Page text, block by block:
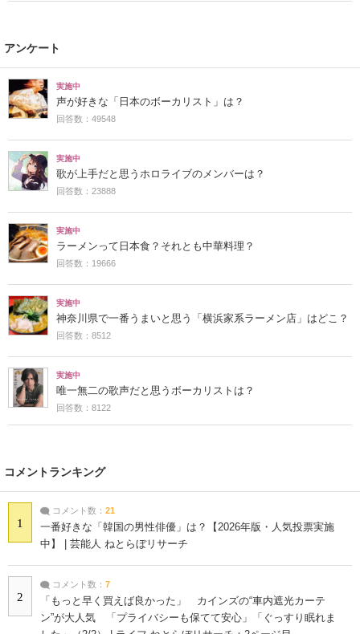
アンケート
実施中
声が好きな「日本のボーカリスト」は？
回答数：49548
実施中
歌が上手だと思うホロライブのメンバーは？
回答数：23888
実施中
ラーメンって日本食？それとも中華料理？
回答数：19666
実施中
神奈川県で一番うまいと思う「横浜家系ラーメン店」はどこ？
回答数：8512
実施中
唯一無二の歌声だと思うボーカリストは？
回答数：8122
コメントランキング
1
コメント数： 21
一番好きな「韓国の男性俳優」は？【2026年版・人気投票実施
中】 | 芸能人 ねとらぼリサーチ
2
コメント数： 7
「もっと早く買えば良かった」 カインズの“車内遮光カーテ
ン”が大人気 「プライバシーも保てて安心」「ぐっすり眠れま